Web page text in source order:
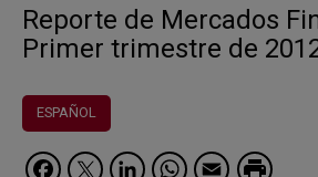
Reporte de Mercados
Primer trimestre de
ESPAÑOL
Facebook
Twitter
LinkedIn
Email